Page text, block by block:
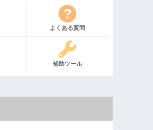
よくある質問
補助ツール